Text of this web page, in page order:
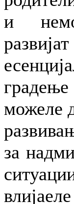
и
можеле
за